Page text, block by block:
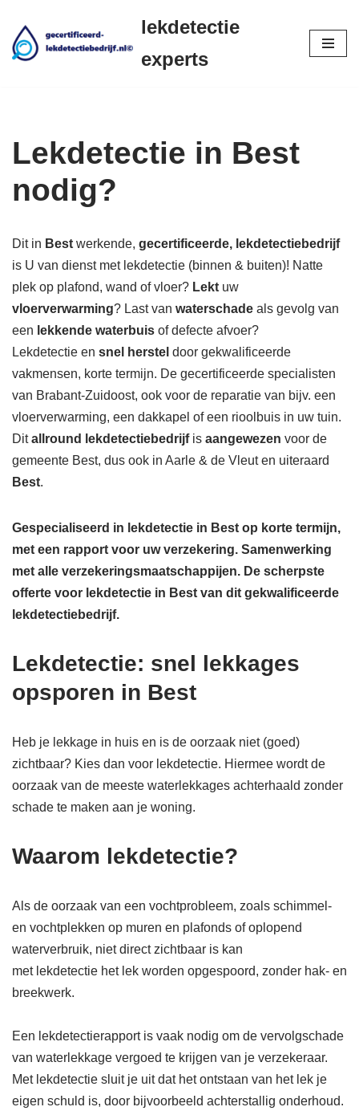
Ga
lekdetectie
experts
Lekdetectie in Best
nodig?
Dit in Best werkende, gecertificeerde, lekdetectiebedrijf
is U van dienst met lekdetectie (binnen & buiten)! Natte
plek op plafond, wand of vloer? Lekt uw
vloerverwarming? Last van waterschade als gevolg van
een lekkende waterbuis of defecte afvoer?
Lekdetectie en snel herstel door gekwalificeerde
vakmensen, korte termijn. De gecertificeerde specialisten
van Brabant-Zuidoost, ook voor de reparatie van bijv. een
vloerverwarming, een dakkapel of een rioolbuis in uw tuin.
Ditallround lekdetectiebedrijfis aangewezen voor de
gemeente Best, dus ook in Aarle & de Vleut en uiteraard
Best.
Gespecialiseerd in lekdetectie in Best op korte termijn,
met een rapport voor uw verzekering. Samenwerking
met alle verzekeringsmaatschappijen. De scherpste
offerte voor lekdetectie in Best van dit gekwalificeerde
lekdetectiebedrijf.
Lekdetectie: snel lekkages
opsporen in Best
Heb je lekkage in huis en is de oorzaak niet (goed)
zichtbaar? Kies dan voor lekdetectie. Hiermee wordt de
oorzaak van de meeste waterlekkages achterhaald zonder
schade te maken aan je woning.
Waarom lekdetectie?
Als de oorzaak van een vochtprobleem, zoals schimmel-
en vochtplekken op muren en plafonds of oplopend
waterverbruik, niet direct zichtbaar is kan
met lekdetectie het lek worden opgespoord, zonder hak- en
breekwerk.
Een lekdetectierapport is vaak nodig om de vervolgschade
van waterlekkage vergoed te krijgen van je verzekeraar.
Met lekdetectie sluit je uit dat het ontstaan van het lek je
eigen schuld is, door bijvoorbeeld achterstallig onderhoud.